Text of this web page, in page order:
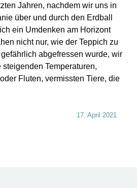
Jahren, nachdem wir uns in
über und durch den Erdball
ein Umdenken am Horizont
nicht nur, wie der Teppich zu
abgefressen wurde, wir
Temperaturen,
Fluten, vermissten Tiere, die
17. April 2021